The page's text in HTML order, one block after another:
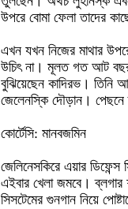
উপরে বোমা ফেলা তাদের
এখন যখন নিজের মাথার
উচিৎ না। মূলত গত আট বছর
বুঝিয়েছেন কাদিরভ।
জেলেনস্কি দৌড়ান। পেছনে
কোর্টেসি: মানবজমিন
জেলিনেসকিরে এয়ার
এইবার খেলা জমবে।
সিসটেমের গুনগান নিয়ে